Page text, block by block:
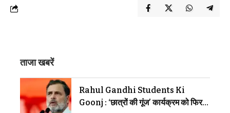
ताजा खबरें
Rahul Gandhi Students Ki
Goonj : ‘छात्रों की गूंज’ कार्यक्रम को फिर